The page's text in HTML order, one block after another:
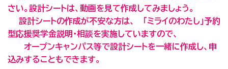
さい。 設計シートは、動画を見て作成してみましょう。
設計シートの作成が不安な方は、 ｢ミライのわたし｣予約
型応援奨学金説明・相談を実施していますので、
オープンキャンパス等で設計シートを一緒に作成し、申
込みすることもできます。